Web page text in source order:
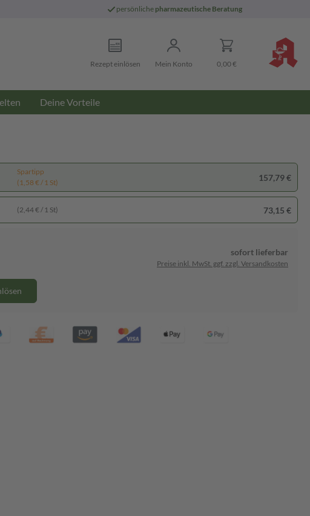
persönliche pharmazeutische Beratung
Rezept einlösen Mein Konto 0,00 €
Deine Vorteile
Spartipp
(1,58 € / 1 St)
157,79 €
(2,44 € / 1 St) 73,15 €
sofort lieferbar
Preise inkl. MwSt. ggf. zzgl. Versandkosten